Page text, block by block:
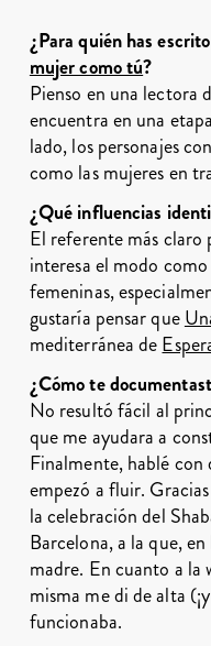
¿Para quién has escrito
mujer como tú?
Pienso en una lectora
encuentra en una
lado, los personajes
como las mujeres en
¿Qué influencias
El referente más claro
interesa el modo
femeninas,
gustaría pensar que
mediterránea de
¿Cómo te
No resultó fácil al
que me ayudara a
Finalmente, hablé
empezó a fluir.
la celebración del
Barcelona, a la que,
madre. En cuanto a
misma me di de alta
funcionaba.